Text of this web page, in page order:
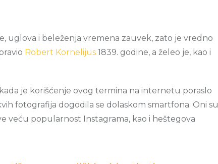
uglova i beleženja vremena zauvek, zato je vredno
Robert Kornelijus 1839. godine, a želeo je, kao i
kada je korišćenje ovog termina na internetu poraslo
fotografija dogodila se dolaskom smartfona. Oni su
veću popularnost Instagrama, kao i heštegova